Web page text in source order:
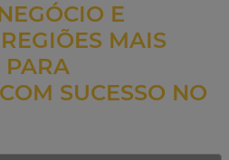
E
MAIS
PARA
SUCESSO NO